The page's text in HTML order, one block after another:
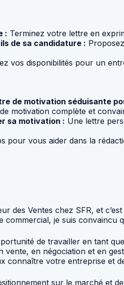
: Terminez votre lettre en
de sa candidature :
vos disponibilités pour un
de motivation séduisante
motivation complète et
sa motivation : Une lettre
pour vous aider dans la
des Ventes chez SFR, et
commercial, je suis
de travailler en tant
en négociation et en
connaître votre entreprise et
sur le marché et